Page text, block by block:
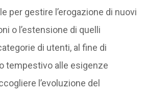
per gestire l’erogazione di nuovi
o l’estensione di quelli
di utenti, al fine di
tempestivo alle esigenze
l’evoluzione del